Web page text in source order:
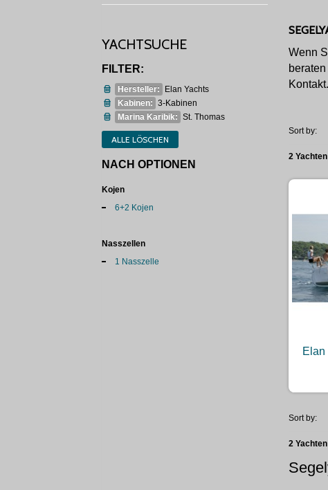
Wenn
Kontakt.
Sort by:
2 Yachten
Sort by:
2 Yachten
YACHTSUCHE
FILTER:
Hersteller:
Elan Yachts
Kabinen: 3-Kabinen
Marina Karibik: St. Thomas
ALLE LÖSCHEN
NACH OPTIONEN
Kojen
6+2 Kojen
Nasszellen
1 Nasszelle